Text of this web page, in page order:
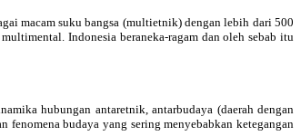
macam suku bangsa (multietnik) dengan lebih dari 500
Indonesia beraneka-ragam dan oleh sebab itu
hubungan antaretnik, antarbudaya (daerah dengan
fenomena budaya yang sering menyebabkan ketegangan